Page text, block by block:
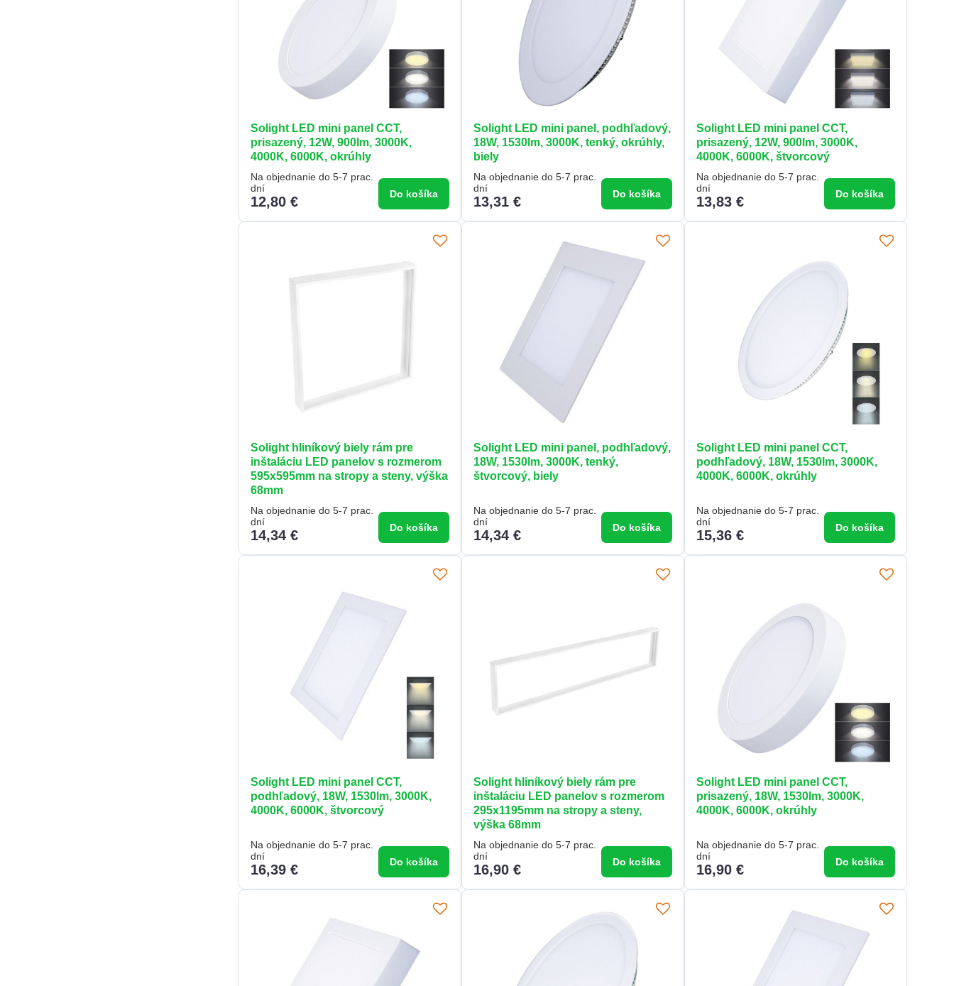
Solight LED mini panel CCT,
prisazený, 12W, 900lm, 3000K,
4000K, 6000K, okrúhly
Na objednanie do 5-7 prac.
dní
12,80 € Do košíka
Solight LED mini panel, podhľadový,
18W, 1530lm, 3000K, tenký, okrúhly,
biely
Na objednanie do 5-7 prac.
dní
13,31 € Do košíka
Solight LED mini panel CCT,
prisazený, 12W, 900lm, 3000K,
4000K, 6000K, štvorcový
Na objednanie do 5-7 prac.
dní
13,83 € Do košíka
Solight hliníkový biely rám pre
inštaláciu LED panelov s rozmerom
595x595mm na stropy a steny, výška
68mm
Na objednanie do 5-7 prac.
dní
14,34 € Do košíka
Solight LED mini panel, podhľadový,
18W, 1530lm, 3000K, tenký,
štvorcový, biely
Na objednanie do 5-7 prac.
dní
14,34 € Do košíka
Solight LED mini panel CCT,
podhľadový, 18W, 1530lm, 3000K,
4000K, 6000K, okrúhly
Na objednanie do 5-7 prac.
dní
15,36 € Do košíka
Solight LED mini panel CCT,
podhľadový, 18W, 1530lm, 3000K,
4000K, 6000K, štvorcový
Na objednanie do 5-7 prac.
dní
16,39 € Do košíka
Solight hliníkový biely rám pre
inštaláciu LED panelov s rozmerom
295x1195mm na stropy a steny,
výška 68mm
Na objednanie do 5-7 prac.
dní
16,90 € Do košíka
Solight LED mini panel CCT,
prisazený, 18W, 1530lm, 3000K,
4000K, 6000K, okrúhly
Na objednanie do 5-7 prac.
dní
16,90 € Do košíka